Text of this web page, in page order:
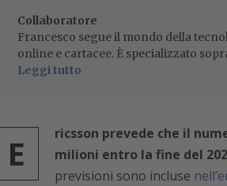
Collaboratore
Francesco segue il mondo della
online e cartacee. È specializzato
Leggi tutto
E
ricsson prevede che il
milioni entro la fine del
previsioni sono incluse